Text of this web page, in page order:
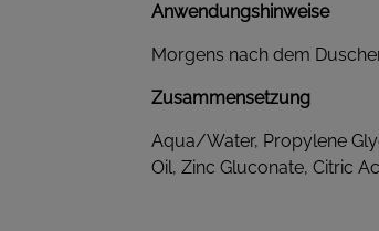
Anwendungshinweise
Morgens nach dem
Zusammensetzung
Aqua/Water, Propylene
Oil, Zinc Gluconate, Citric